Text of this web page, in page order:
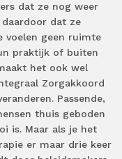
dat ze nog weer
daardoor dat ze
voelen geen ruimte
praktijk of buiten
het ook wel
Zorgakkoord
Passende,
thuis geboden
is. Maar als je het
er maar drie keer